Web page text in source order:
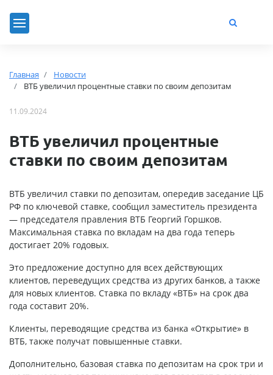
Главная
Новости
ВТБ увеличил процентные ставки по своим депозитам
11.09.2024
ВТБ увеличил процентные
ставки по своим депозитам
ВТБ увеличил ставки по депозитам, опередив заседание ЦБ
РФ по ключевой ставке, сообщил заместитель президента
— председателя правления ВТБ Георгий Горшков.
Максимальная ставка по вкладам на два года теперь
достигает 20% годовых.
Это предложение доступно для всех действующих
клиентов, переведущих средства из других банков, а также
для новых клиентов. Ставка по вкладу «ВТБ» на срок два
года составит 20%.
Клиенты, переводящие средства из банка «Открытие» в
ВТБ, также получат повышенные ставки.
Дополнительно, базовая ставка по депозитам на срок три и